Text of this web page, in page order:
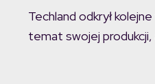
Techland odkrył
temat swojej